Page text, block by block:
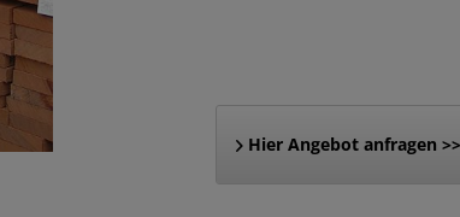
Hier Angebot anfragen >>